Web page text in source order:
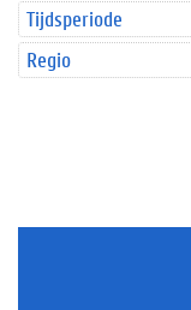
Tijdsperiode
Regio